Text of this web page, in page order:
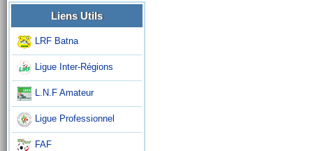
Liens Utils
LRF Batna
Ligue Inter-Régions
L.N.F Amateur
Ligue Professionnel
FAF